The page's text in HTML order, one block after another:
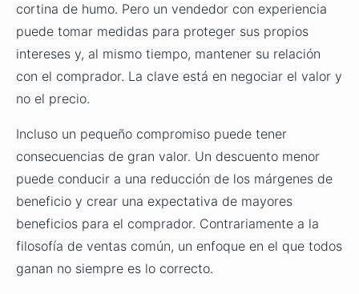
cortina de humo. Pero un vendedor con experiencia
puede tomar medidas para proteger sus propios
intereses y, al mismo tiempo, mantener su relación
con el comprador. La clave está en negociar el valor y
no el precio.
Incluso un pequeño compromiso puede tener
consecuencias de gran valor. Un descuento menor
puede conducir a una reducción de los márgenes de
beneficio y crear una expectativa de mayores
beneficios para el comprador. Contrariamente a la
filosofía de ventas común, un enfoque en el que todos
ganan no siempre es lo correcto.